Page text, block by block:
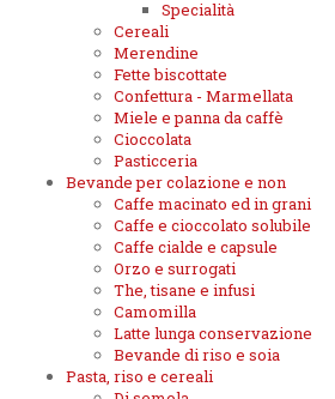
Specialità
Cereali
Merendine
Fette biscottate
Confettura - Marmellata
Miele e panna da caffè
Cioccolata
Pasticceria
Bevande per colazione e non
Caffe macinato ed in grani
Caffe e cioccolato solubile
Caffe cialde e capsule
Orzo e surrogati
The, tisane e infusi
Camomilla
Latte lunga conservazione
Bevande di riso e soia
Pasta, riso e cereali